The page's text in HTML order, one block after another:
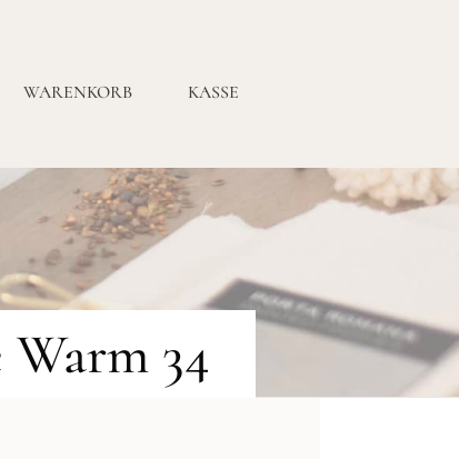
WARENKORB KASSE
34